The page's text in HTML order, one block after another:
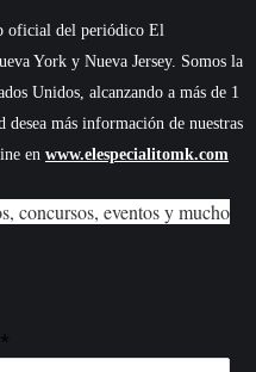
oficial del periódico El
York y Nueva Jersey. Somos la
Unidos, alcanzando a más de 1
desea más información de nuestras
en www.elespecialitomk.com
concursos, eventos y mucho
*